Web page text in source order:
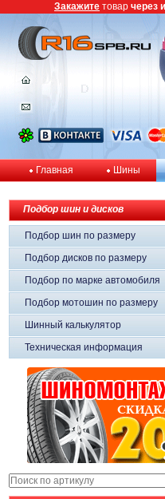
Главная Шины
Подбор шин и дисков
Подбор шин по размеру
Подбор дисков по размеру
Подбор по марке автомобиля
Подбор мотошин по размеру
Шинный калькулятор
Техническая информация
Закажите товар через